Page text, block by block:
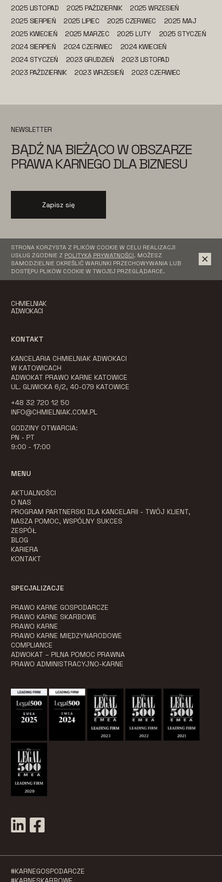
2025 LISTOPAD
2025 PAŹDZIERNIK
2025 WRZESIEŃ
2025 SIERPIEŃ
2025 LIPIEC 2025 CZERWIEC
2025 MAJ
2025 KWIECIEŃ
2025 MARZEC 2025 LUTY
2025 STYCZEŃ
2024 SIERPIEŃ
2024 CZERWIEC
2024 KWIECIEŃ
2024 STYCZEŃ
2023 GRUDZIEŃ
2023 LISTOPAD
2023 PAŹDZIERNIK
2023 WRZESIEŃ 2023 CZERWIEC
NEWSLETTER
BĄDŹ NA BIEŻĄCO W OBSZARZE
PRAWA KARNEGO DLA BIZNESU
Zapisz się
STRONA KORZYSTA Z PLIKÓW COOKIE W CELU REALIZACJI
USŁUG ZGODNIE Z POLITYKĄ PRYWATNOŚCI. MOŻESZ
SAMODZIELNIE OKREŚLIĆ WARUNKI PRZECHOWYWANIA LUB
DOSTĘPU PLIKÓW COOKIE W TWOJEJ PRZEGLĄDARCE.
CHMIELNIAK
ADWOKACI
KONTAKT
KANCELARIA CHMIELNIAK ADWOKACI
W KATOWICACH
ADWOKAT PRAWO KARNE KATOWICE
UL. GLIWICKA 6/2, 40-079 KATOWICE
+48 32 720 12 50
INFO@CHMIELNIAK.COM.PL
GODZINY OTWARCIA:
PN - PT
9:00 - 17:00
MENU
AKTUALNOŚCI
O NAS
PROGRAM PARTNERSKI DLA KANCELARII - TWÓJ KLIENT,
NASZA POMOC, WSPÓLNY SUKCES
ZESPÓŁ
BLOG
KARIERA
KONTAKT
SPECJALIZACJE
PRAWO KARNE GOSPODARCZE
PRAWO KARNE SKARBOWE
PRAWO KARNE
PRAWO KARNE MIĘDZYNARODOWE
COMPLIANCE
ADWOKAT – PILNA POMOC PRAWNA
PRAWO ADMINISTRACYJNO-KARNE
#KARNEGOSPODARCZE